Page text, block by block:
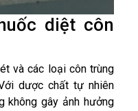
diệt côn
và các loại côn trùng
dược chất tự nhiên
không gây ảnh hưởng